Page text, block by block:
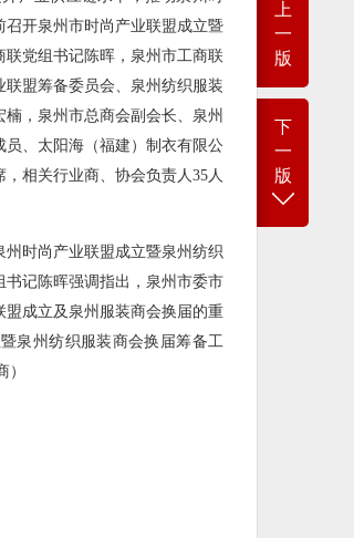
上
一
版
下
一
版
开泉州市时尚产业联盟成立暨
党组书记陈晖，泉州市工商联
盟筹备委员会、泉州纺织服装
，泉州市总商会副会长、泉州
、太阳海（福建）制衣有限公
相关行业商、协会负责人35人
时尚产业联盟成立暨泉州纺织
记陈晖强调指出，泉州市委市
成立及泉州服装商会换届的重
泉州纺织服装商会换届筹备工